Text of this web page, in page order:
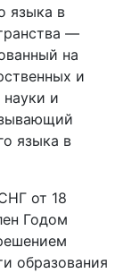
языка в
—
на
и
и
языка в
от 18
Годом
образования